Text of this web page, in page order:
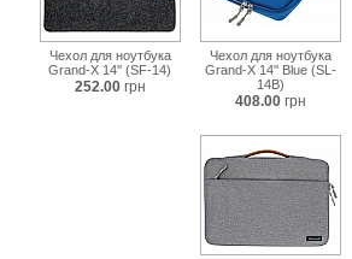
Чехол для ноутбука
Grand-X 14'' (SF-14)
252.00 грн
Чехол для ноутбука
Grand-X 14'' Blue (SL-
14B)
408.00 грн